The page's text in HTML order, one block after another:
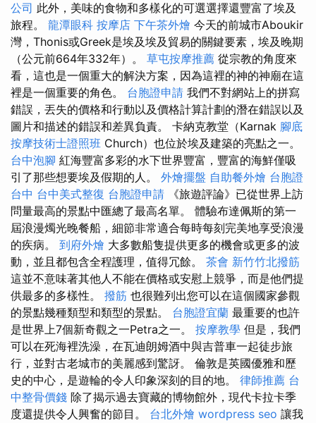
公司 此外，美味的食物和多樣化的可選選擇還豐富了埃及
旅程。 龍潭眼科 按摩店 下午茶外燴 今天的前城市Aboukir
灣，Thonis或Greek是埃及埃及貿易的關鍵要素，埃及晚期
（公元前664年332年）。 草屯按摩推薦 從宗教的角度來
看，這也是一個重大的解決方案，因為這裡的神的神廟在這
裡是一個重要的角色。 台胞證申請 我們不對網站上的拼寫
錯誤，丟失的價格和行動以及價格計算計劃的潛在錯誤以及
圖片和描述的錯誤和差異負責。 卡納克教堂（Karnak 腳底
按摩技術士證照班 Church）也位於埃及建築的亮點之一。
台中泡腳 紅海豐富多彩的水下世界豐富，豐富的海鮮僅吸
引了那些想要埃及假期的人。 外燴擺盤 自助餐外燴 台胞證
台中 台中美式整復 台胞證申請 《旅遊評論》已從世界上訪
問量最高的景點中匯總了最高名單。 體驗布達佩斯的第一
屆浪漫燭光晚餐船，細節非常適合每時每刻完美地享受浪漫
的疾病。 到府外燴 大多數船隻提供更多的機會或更多的波
動，並且都包含全程護理，值得冗餘。 茶會 新竹竹北撥筋
這並不意味著其他人不能在價格或安慰上競爭，而是他們提
供最多的多樣性。 撥筋 也很難列出您可以在這個國家參觀
的景點幾種類型和類型的景點。 台胞證宜蘭 最重要的也許
是世界上7個新奇觀之一Petra之一。 按摩教學 但是，我們
可以在死海裡洗澡，在瓦迪朗姆酒中與吉普車一起徒步旅
行，並對古老城市的美麗感到驚訝。 倫敦是英國優雅和歷
史的中心，是遊輪的令人印象深刻的目的地。 律師推薦 台
中整骨價錢 除了揭示過去寶藏的博物館外，現代卡拉卡季
度還提供令人興奮的節目。 台北外燴 wordpress seo 讓我